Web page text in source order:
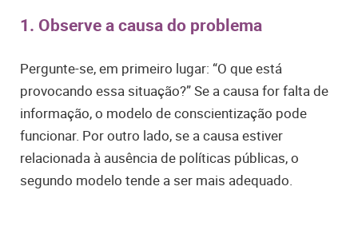
1. Observe a causa do problema
Pergunte-se, em primeiro lugar: “O que está
provocando essa situação?” Se a causa for falta de
informação, o modelo de conscientização pode
funcionar. Por outro lado, se a causa estiver
relacionada à ausência de políticas públicas, o
segundo modelo tende a ser mais adequado.